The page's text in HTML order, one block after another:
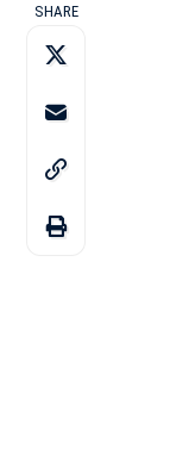
SHARE